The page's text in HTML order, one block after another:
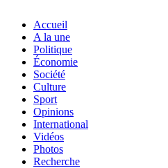
Accueil
A la une
Politique
Économie
Société
Culture
Sport
Opinions
International
Vidéos
Photos
Recherche